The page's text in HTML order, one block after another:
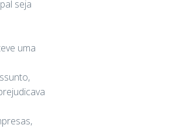
seja
uma